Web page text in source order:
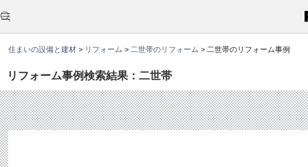
住まいの設備と建材 > リフォーム > 二世帯のリフォーム > 二世帯のリフォーム事例
リフォーム事例検索結果：二世帯
こ
か
ら
文
す